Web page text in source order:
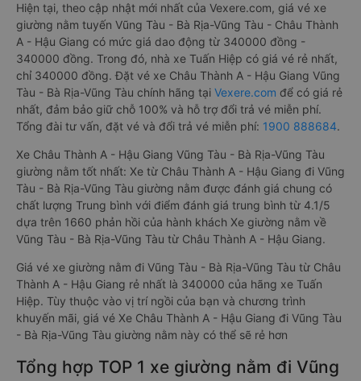
Hiện tại, theo cập nhật mới nhất của Vexere.com, giá vé xe
giường nằm tuyến Vũng Tàu - Bà Rịa-Vũng Tàu - Châu Thành
A - Hậu Giang có mức giá dao động từ 340000 đồng -
340000 đồng. Trong đó, nhà xe Tuấn Hiệp có giá vé rẻ nhất,
chỉ 340000 đồng. Đặt vé xe Châu Thành A - Hậu Giang Vũng
Tàu - Bà Rịa-Vũng Tàu chính hãng tại Vexere.com để có giá rẻ
nhất, đảm bảo giữ chỗ 100% và hỗ trợ đổi trả vé miễn phí.
Tổng đài tư vấn, đặt vé và đổi trả vé miễn phí: 1900 888684.
Xe Châu Thành A - Hậu Giang Vũng Tàu - Bà Rịa-Vũng Tàu
giường nằm tốt nhất: Xe từ Châu Thành A - Hậu Giang đi Vũng
Tàu - Bà Rịa-Vũng Tàu giường nằm được đánh giá chung có
chất lượng Trung bình với điểm đánh giá trung bình từ 4.1/5
dựa trên 1660 phản hồi của hành khách Xe giường nằm về
Vũng Tàu - Bà Rịa-Vũng Tàu từ Châu Thành A - Hậu Giang.
Giá vé xe giường nằm đi Vũng Tàu - Bà Rịa-Vũng Tàu từ Châu
Thành A - Hậu Giang rẻ nhất là 340000 của hãng xe Tuấn
Hiệp. Tùy thuộc vào vị trí ngồi của bạn và chương trình
khuyến mãi, giá vé Xe Châu Thành A - Hậu Giang đi Vũng Tàu
- Bà Rịa-Vũng Tàu giường nằm này có thể sẽ rẻ hơn
Tổng hợp TOP 1 xe giường nằm đi Vũng